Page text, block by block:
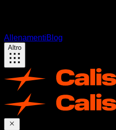
AllenamentiBlog
Altro